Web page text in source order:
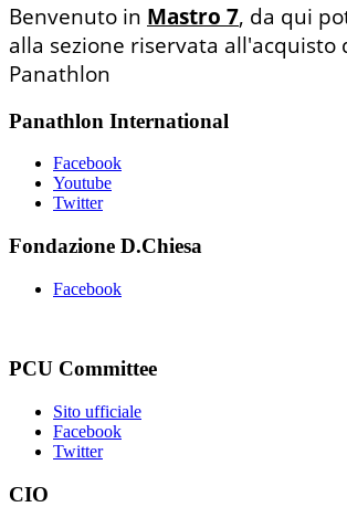
Benvenuto in Mastro 7, da qui
alla sezione riservata
Panathlon
Panathlon International
Facebook
Youtube
Twitter
Fondazione D.Chiesa
Facebook
PCU Committee
Sito ufficiale
Facebook
Twitter
CIO